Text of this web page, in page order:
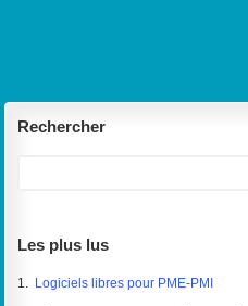
Rechercher
Les plus lus
1. Logiciels libres pour PME-PMI